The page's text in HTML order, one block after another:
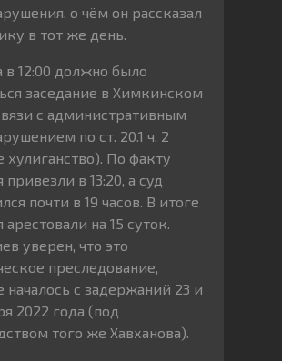
о чём он рассказал
в тот же день.
в 12:00 должно было
заседание в Химкинском
с административным
по ст. 20.1 ч. 2
хулиганство). По факту
привезли в 13:20, а суд
почти в 19 часов. В итоге
арестовали на 15 суток.
уверен, что это
преследование,
началось с задержаний 23 и
2022 года (под
того же Хавханова).